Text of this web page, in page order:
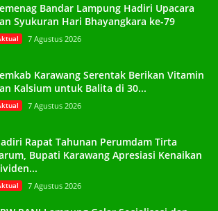
Bandar Lampung Hadiri Upacara
Syukuran Hari Bhayangkara ke-79
7 Agustus 2026
Karawang Serentak Berikan Vitamin
Kalsium untuk Balita di 30...
7 Agustus 2026
Rapat Tahunan Perumdam Tirta
Bupati Karawang Apresiasi Kenaikan
7 Agustus 2026